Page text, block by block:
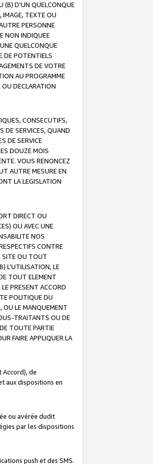
(B) D'UN QUELCONQUE
IMAGE, TEXTE OU
PERSONNE
NON INDIQUEE
QUELCONQUE
DE POTENTIELS
DE VOTRE
AU PROGRAMME
DECLARATION
CONSECUTIFS,
DE SERVICES, QUAND
DE SERVICE
DOUZE MOIS
VOUS RENONCEZ
AUTRE MESURE EN
LA LEGISLATION
DIRECT OU
OU AVEC UNE
NOS
CONTRE
SITE OU TOUT
L’UTILISATION, LE
TOUT ELEMENT
PRESENT ACCORD
POLITIQUE DU
OU LE MANQUEMENT
TRAITANTS OU DE
TOUTE PARTIE
FAIRE APPLIQUER LA
de
aux dispositions en
ou avérée dudit
par les dispositions
push et des SMS.